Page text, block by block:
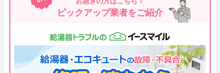
ピックアップ業者をご紹介